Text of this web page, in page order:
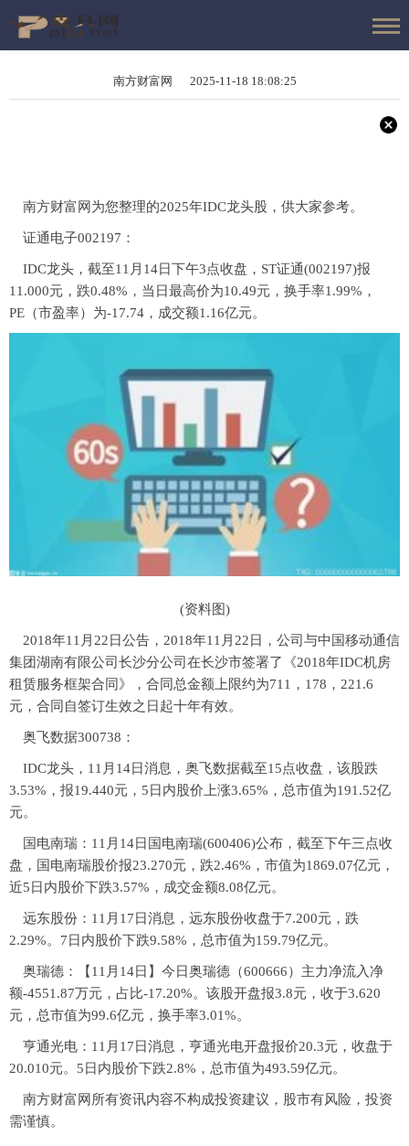
南方财富网 2025-11-18 18:08:25
南方财富网为您整理的2025年IDC龙头股，供大家参考。
证通电子002197：
IDC龙头，截至11月14日下午3点收盘，ST证通(002197)报
11.000元，跌0.48%，当日最高价为10.49元，换手率1.99%，
PE（市盈率）为-17.74，成交额1.16亿元。
(资料图)
2018年11月22日公告，2018年11月22日，公司与中国移动通信
集团湖南有限公司长沙分公司在长沙市签署了《2018年IDC机房
租赁服务框架合同》，合同总金额上限约为711，178，221.6
元，合同自签订生效之日起十年有效。
奥飞数据300738：
IDC龙头，11月14日消息，奥飞数据截至15点收盘，该股跌
3.53%，报19.440元，5日内股价上涨3.65%，总市值为191.52亿
元。
国电南瑞：11月14日国电南瑞(600406)公布，截至下午三点收
盘，国电南瑞股价报23.270元，跌2.46%，市值为1869.07亿元，
近5日内股价下跌3.57%，成交金额8.08亿元。
远东股份：11月17日消息，远东股份收盘于7.200元，跌
2.29%。7日内股价下跌9.58%，总市值为159.79亿元。
奥瑞德：【11月14日】今日奥瑞德（600666）主力净流入净
额-4551.87万元，占比-17.20%。该股开盘报3.8元，收于3.620
元，总市值为99.6亿元，换手率3.01%。
亨通光电：11月17日消息，亨通光电开盘报价20.3元，收盘于
20.010元。5日内股价下跌2.8%，总市值为493.59亿元。
南方财富网所有资讯内容不构成投资建议，股市有风险，投资
需谨慎。